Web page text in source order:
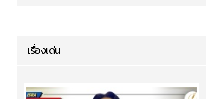
เรื่องเด่น